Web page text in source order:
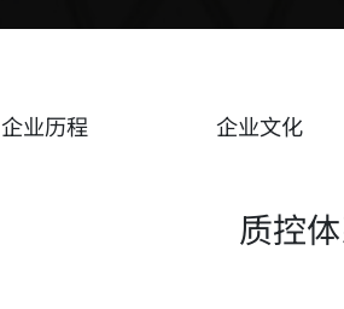
企业历程 企业文化
质控